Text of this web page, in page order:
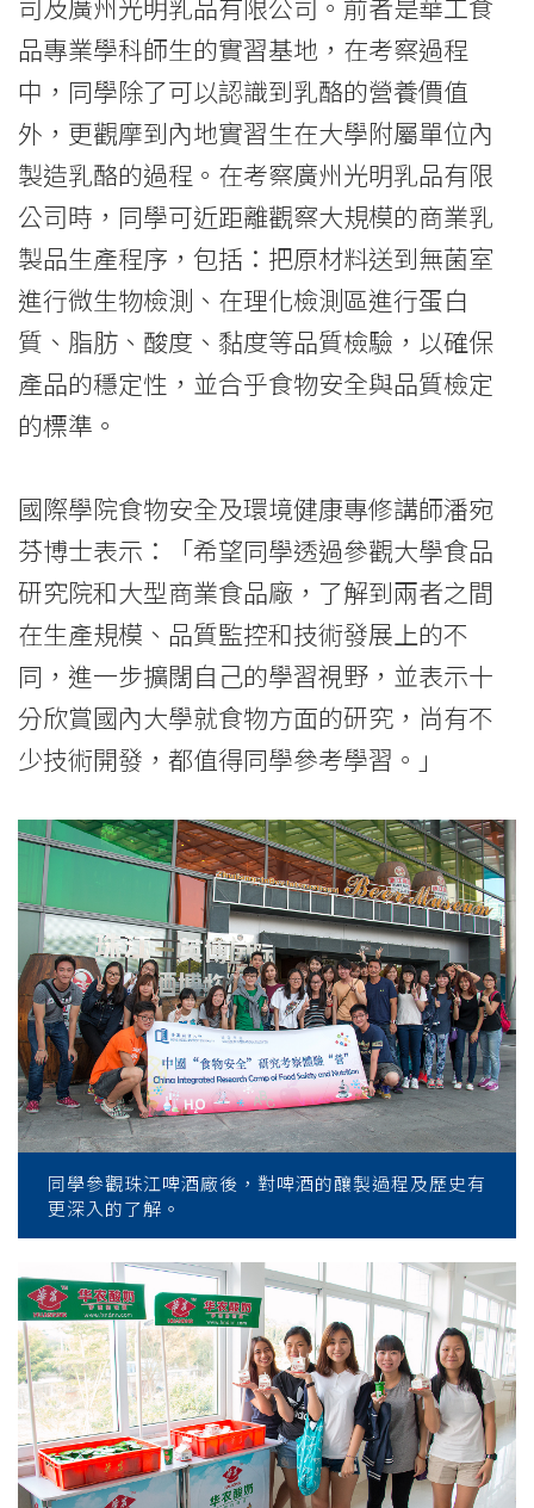
品專業學科師生的實習基地，在考察過程
中，同學除了可以認識到乳酪的營養價值
外，更觀摩到內地實習生在大學附屬單位內
製造乳酪的過程。在考察廣州光明乳品有限
公司時，同學可近距離觀察大規模的商業乳
製品生產程序，包括：把原材料送到無菌室
進行微生物檢測、在理化檢測區進行蛋白
質、脂肪、酸度、黏度等品質檢驗，以確保
產品的穩定性，並合乎食物安全與品質檢定
的標準。
國際學院食物安全及環境健康專修講師潘宛
芬博士表示：「希望同學透過參觀大學食品
研究院和大型商業食品廠，了解到兩者之間
在生產規模、品質監控和技術發展上的不
同，進一步擴闊自己的學習視野，並表示十
分欣賞國內大學就食物方面的研究，尚有不
少技術開發，都值得同學參考學習。」
同學參觀珠江啤酒廠後，對啤酒的釀製過程及歷史有
更深入的了解。